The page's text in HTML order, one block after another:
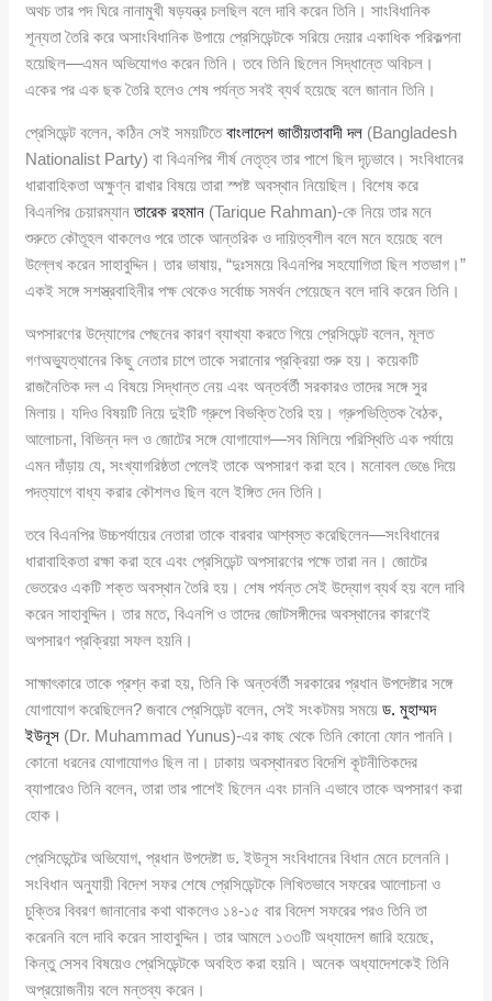
অথচ তার পদ ঘিরে নানামুখী ষড়যন্ত্র চলছিল বলে দাবি করেন তিনি। সাংবিধানিক
শূন্যতা তৈরি করে অসাংবিধানিক উপায়ে প্রেসিডেন্টকে সরিয়ে দেয়ার একাধিক পরিকল্পনা
হয়েছিল—এমন অভিযোগও করেন তিনি। তবে তিনি ছিলেন সিদ্ধান্তে অবিচল।
একের পর এক ছক তৈরি হলেও শেষ পর্যন্ত সবই ব্যর্থ হয়েছে বলে জানান তিনি।
প্রেসিডেন্ট বলেন, কঠিন সেই সময়টিতেবাংলাদেশ জাতীয়তাবাদী দল (Bangladesh
Nationalist Party) বা বিএনপির শীর্ষ নেতৃত্ব তার পাশে ছিল দৃঢ়ভাবে। সংবিধানের
ধারাবাহিকতা অক্ষুণ্ন রাখার বিষয়ে তারা স্পষ্ট অবস্থান নিয়েছিল। বিশেষ করে
বিএনপির চেয়ারম্যানতারেক রহমান (Tarique Rahman)-কে নিয়ে তার মনে
শুরুতে কৌতূহল থাকলেও পরে তাকে আন্তরিক ও দায়িত্বশীল বলে মনে হয়েছে বলে
উল্লেখ করেন সাহাবুদ্দিন। তার ভাষায়, “দুঃসময়ে বিএনপির সহযোগিতা ছিল শতভাগ।”
একই সঙ্গে সশস্ত্রবাহিনীর পক্ষ থেকেও সর্বোচ্চ সমর্থন পেয়েছেন বলে দাবি করেন তিনি।
অপসারণের উদ্যোগের পেছনের কারণ ব্যাখ্যা করতে গিয়ে প্রেসিডেন্ট বলেন, মূলত
গণঅভ্যুত্থানের কিছু নেতার চাপে তাকে সরানোর প্রক্রিয়া শুরু হয়। কয়েকটি
রাজনৈতিক দল এ বিষয়ে সিদ্ধান্ত নেয় এবং অন্তর্বর্তী সরকারও তাদের সঙ্গে সুর
মিলায়। যদিও বিষয়টি নিয়ে দুইটি গ্রুপে বিভক্তি তৈরি হয়। গ্রুপভিত্তিক বৈঠক,
আলোচনা, বিভিন্ন দল ও জোটের সঙ্গে যোগাযোগ—সব মিলিয়ে পরিস্থিতি এক পর্যায়ে
এমন দাঁড়ায় যে, সংখ্যাগরিষ্ঠতা পেলেই তাকে অপসারণ করা হবে। মনোবল ভেঙে দিয়ে
পদত্যাগে বাধ্য করার কৌশলও ছিল বলে ইঙ্গিত দেন তিনি।
তবে বিএনপির উচ্চপর্যায়ের নেতারা তাকে বারবার আশ্বস্ত করেছিলেন—সংবিধানের
ধারাবাহিকতা রক্ষা করা হবে এবং প্রেসিডেন্ট অপসারণের পক্ষে তারা নন। জোটের
ভেতরেও একটি শক্ত অবস্থান তৈরি হয়। শেষ পর্যন্ত সেই উদ্যোগ ব্যর্থ হয় বলে দাবি
করেন সাহাবুদ্দিন। তার মতে, বিএনপি ও তাদের জোটসঙ্গীদের অবস্থানের কারণেই
অপসারণ প্রক্রিয়া সফল হয়নি।
সাক্ষাৎকারে তাকে প্রশ্ন করা হয়, তিনি কি অন্তর্বর্তী সরকারের প্রধান উপদেষ্টার সঙ্গে
যোগাযোগ করেছিলেন? জবাবে প্রেসিডেন্ট বলেন, সেই সংকটময় সময়েড. মুহাম্মদ
ইউনূস (Dr. Muhammad Yunus)-এর কাছ থেকে তিনি কোনো ফোন পাননি।
কোনো ধরনের যোগাযোগও ছিল না। ঢাকায় অবস্থানরত বিদেশি কূটনীতিকদের
ব্যাপারেও তিনি বলেন, তারা তার পাশেই ছিলেন এবং চাননি এভাবে তাকে অপসারণ করা
হোক।
প্রেসিডেন্টের অভিযোগ, প্রধান উপদেষ্টা ড. ইউনূস সংবিধানের বিধান মেনে চলেননি।
সংবিধান অনুযায়ী বিদেশ সফর শেষে প্রেসিডেন্টকে লিখিতভাবে সফরের আলোচনা ও
চুক্তির বিবরণ জানানোর কথা থাকলেও ১৪-১৫ বার বিদেশ সফরের পরও তিনি তা
করেননি বলে দাবি করেন সাহাবুদ্দিন। তার আমলে ১৩৩টি অধ্যাদেশ জারি হয়েছে,
কিন্তু সেসব বিষয়েও প্রেসিডেন্টকে অবহিত করা হয়নি। অনেক অধ্যাদেশকেই তিনি
অপ্রয়োজনীয় বলে মন্তব্য করেন।